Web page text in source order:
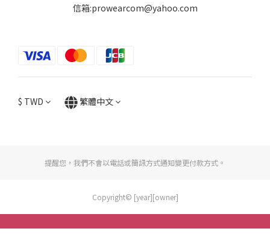
信箱:prowearcom@yahoo.com
$ TWD 繁體中文
提醒您，我們不會以電話或簡訊方式通知變更付款方式。
Copyright© [year][owner]